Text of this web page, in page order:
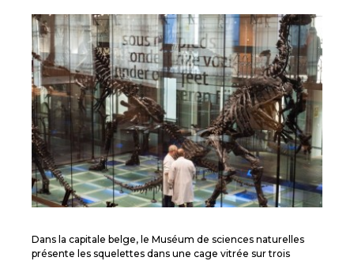
Dans la capitale belge, le Muséum de sciences naturelles
présente les squelettes dans une cage vitrée sur trois